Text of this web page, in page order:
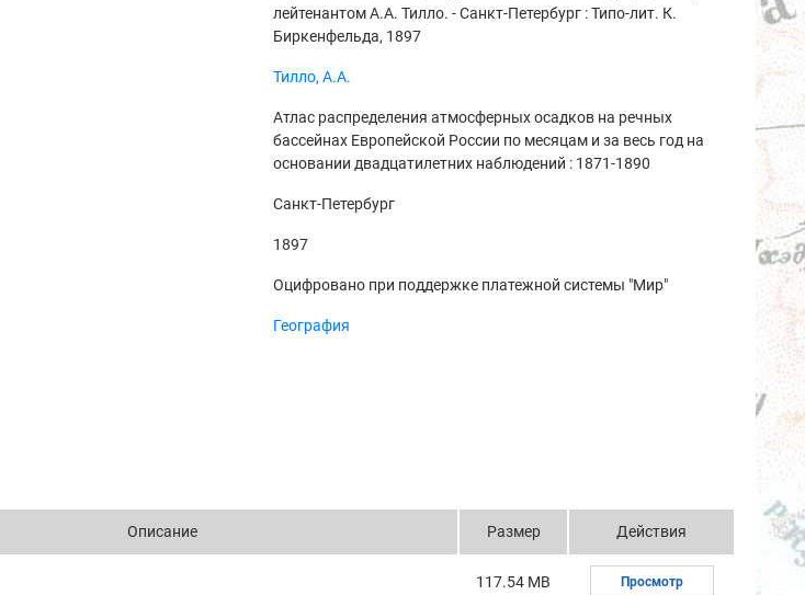
лейтенантом А.А. Тилло. - Санкт-Петербург : Типо-лит. К.
Биркенфельда, 1897
Тилло, А.А.
Атлас распределения атмосферных осадков на речных
бассейнах Европейской России по месяцам и за весь год на
основании двадцатилетних наблюдений : 1871-1890
Санкт-Петербург
1897
Оцифровано при поддержке платежной системы "Мир"
География
Описание Размер Действия
117.54 MB Просмотр